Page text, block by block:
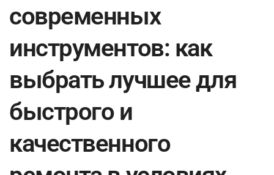
современных
инструментов: как
выбрать лучшее для
быстрого и
качественного